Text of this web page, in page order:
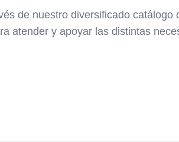
de nuestro diversificado catálogo
atender y apoyar las distintas